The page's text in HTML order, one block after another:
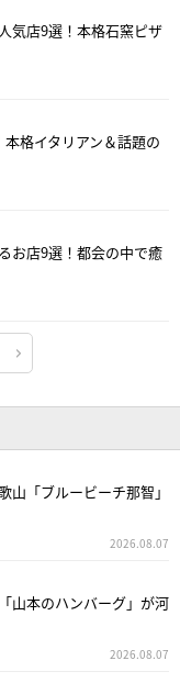
気店9選！本格石窯ピザ
格イタリアン＆話題の
お店9選！都会の中で癒
山「ブルービーチ那智」
2026.08.07
山本のハンバーグ」が河
2026.08.07